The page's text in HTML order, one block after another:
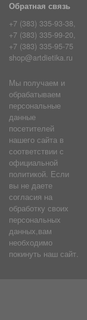
Обратная связь
+7 (383) 335-93-38,
+7 (383) 335-99-20,
+7 (383) 335-95-75
shop@artdietika.ru
Мы получаем и
обрабатываем
персональные
данные
посетителей
нашего сайта в
соответствии с
официальной
политикой. Если
вы не даете
согласия на
обработку своих
персональных
данных,вам
необходимо
покинуть наш сайт.